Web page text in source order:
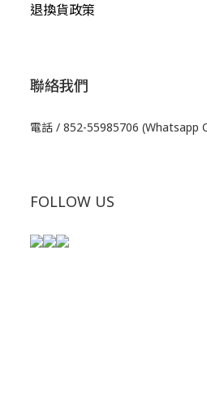
退換貨政策
聯絡我們
電話 / 852-55985706 (Whatsapp
FOLLOW US